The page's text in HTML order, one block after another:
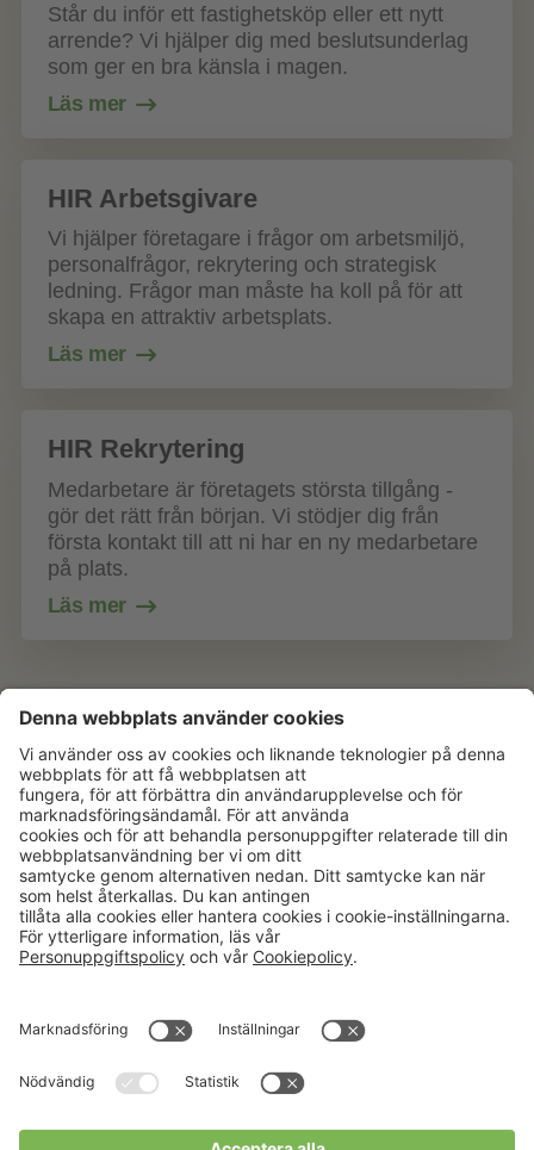
Står du inför ett fastighetsköp eller ett nytt
arrende? Vi hjälper dig med beslutsunderlag
som ger en bra känsla i magen.
Läs mer
HIR Arbetsgivare
Vi hjälper företagare i frågor om arbetsmiljö,
personalfrågor, rekrytering och strategisk
ledning. Frågor man måste ha koll på för att
skapa en attraktiv arbetsplats.
Läs mer
HIR Rekrytering
Medarbetare är företagets största tillgång -
gör det rätt från början. Vi stödjer dig från
första kontakt till att ni har en ny medarbetare
på plats.
Läs mer
Karriär
Kalender
Verksamheter
Om Hushållningssällskapet
Hushållningssällskapens
Tjänster